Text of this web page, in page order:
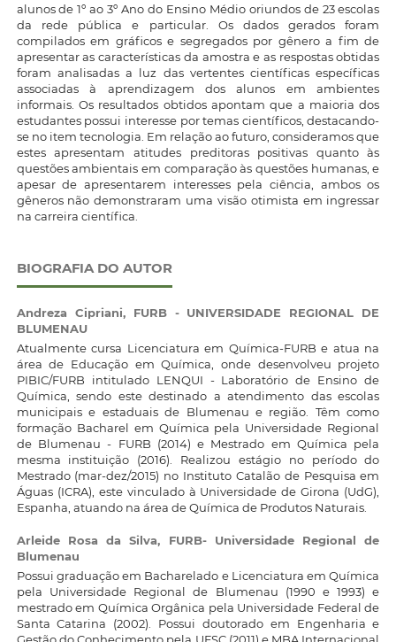
alunos de 1º ao 3º Ano do Ensino Médio oriundos de 23 escolas
da rede pública e particular. Os dados gerados foram
compilados em gráficos e segregados por gênero a fim de
apresentar as características da amostra e as respostas obtidas
foram analisadas a luz das vertentes científicas específicas
associadas à aprendizagem dos alunos em ambientes
informais. Os resultados obtidos apontam que a maioria dos
estudantes possui interesse por temas científicos, destacando-
se no item tecnologia. Em relação ao futuro, consideramos que
estes apresentam atitudes preditoras positivas quanto às
questões ambientais em comparação às questões humanas, e
apesar de apresentarem interesses pela ciência, ambos os
gêneros não demonstraram uma visão otimista em ingressar
na carreira científica.
BIOGRAFIA DO AUTOR
Andreza Cipriani, FURB - UNIVERSIDADE REGIONAL DE
BLUMENAU
Atualmente cursa Licenciatura em Química-FURB e atua na
área de Educação em Química, onde desenvolveu projeto
PIBIC/FURB intitulado LENQUI - Laboratório de Ensino de
Química, sendo este destinado a atendimento das escolas
municipais e estaduais de Blumenau e região. Têm como
formação Bacharel em Química pela Universidade Regional
de Blumenau - FURB (2014) e Mestrado em Química pela
mesma instituição (2016). Realizou estágio no período do
Mestrado (mar-dez/2015) no Instituto Catalão de Pesquisa em
Águas (ICRA), este vinculado à Universidade de Girona (UdG),
Espanha, atuando na área de Química de Produtos Naturais.
Arleide Rosa da Silva, FURB- Universidade Regional de
Blumenau
Possui graduação em Bacharelado e Licenciatura em Química
pela Universidade Regional de Blumenau (1990 e 1993) e
mestrado em Química Orgânica pela Universidade Federal de
Santa Catarina (2002). Possui doutorado em Engenharia e